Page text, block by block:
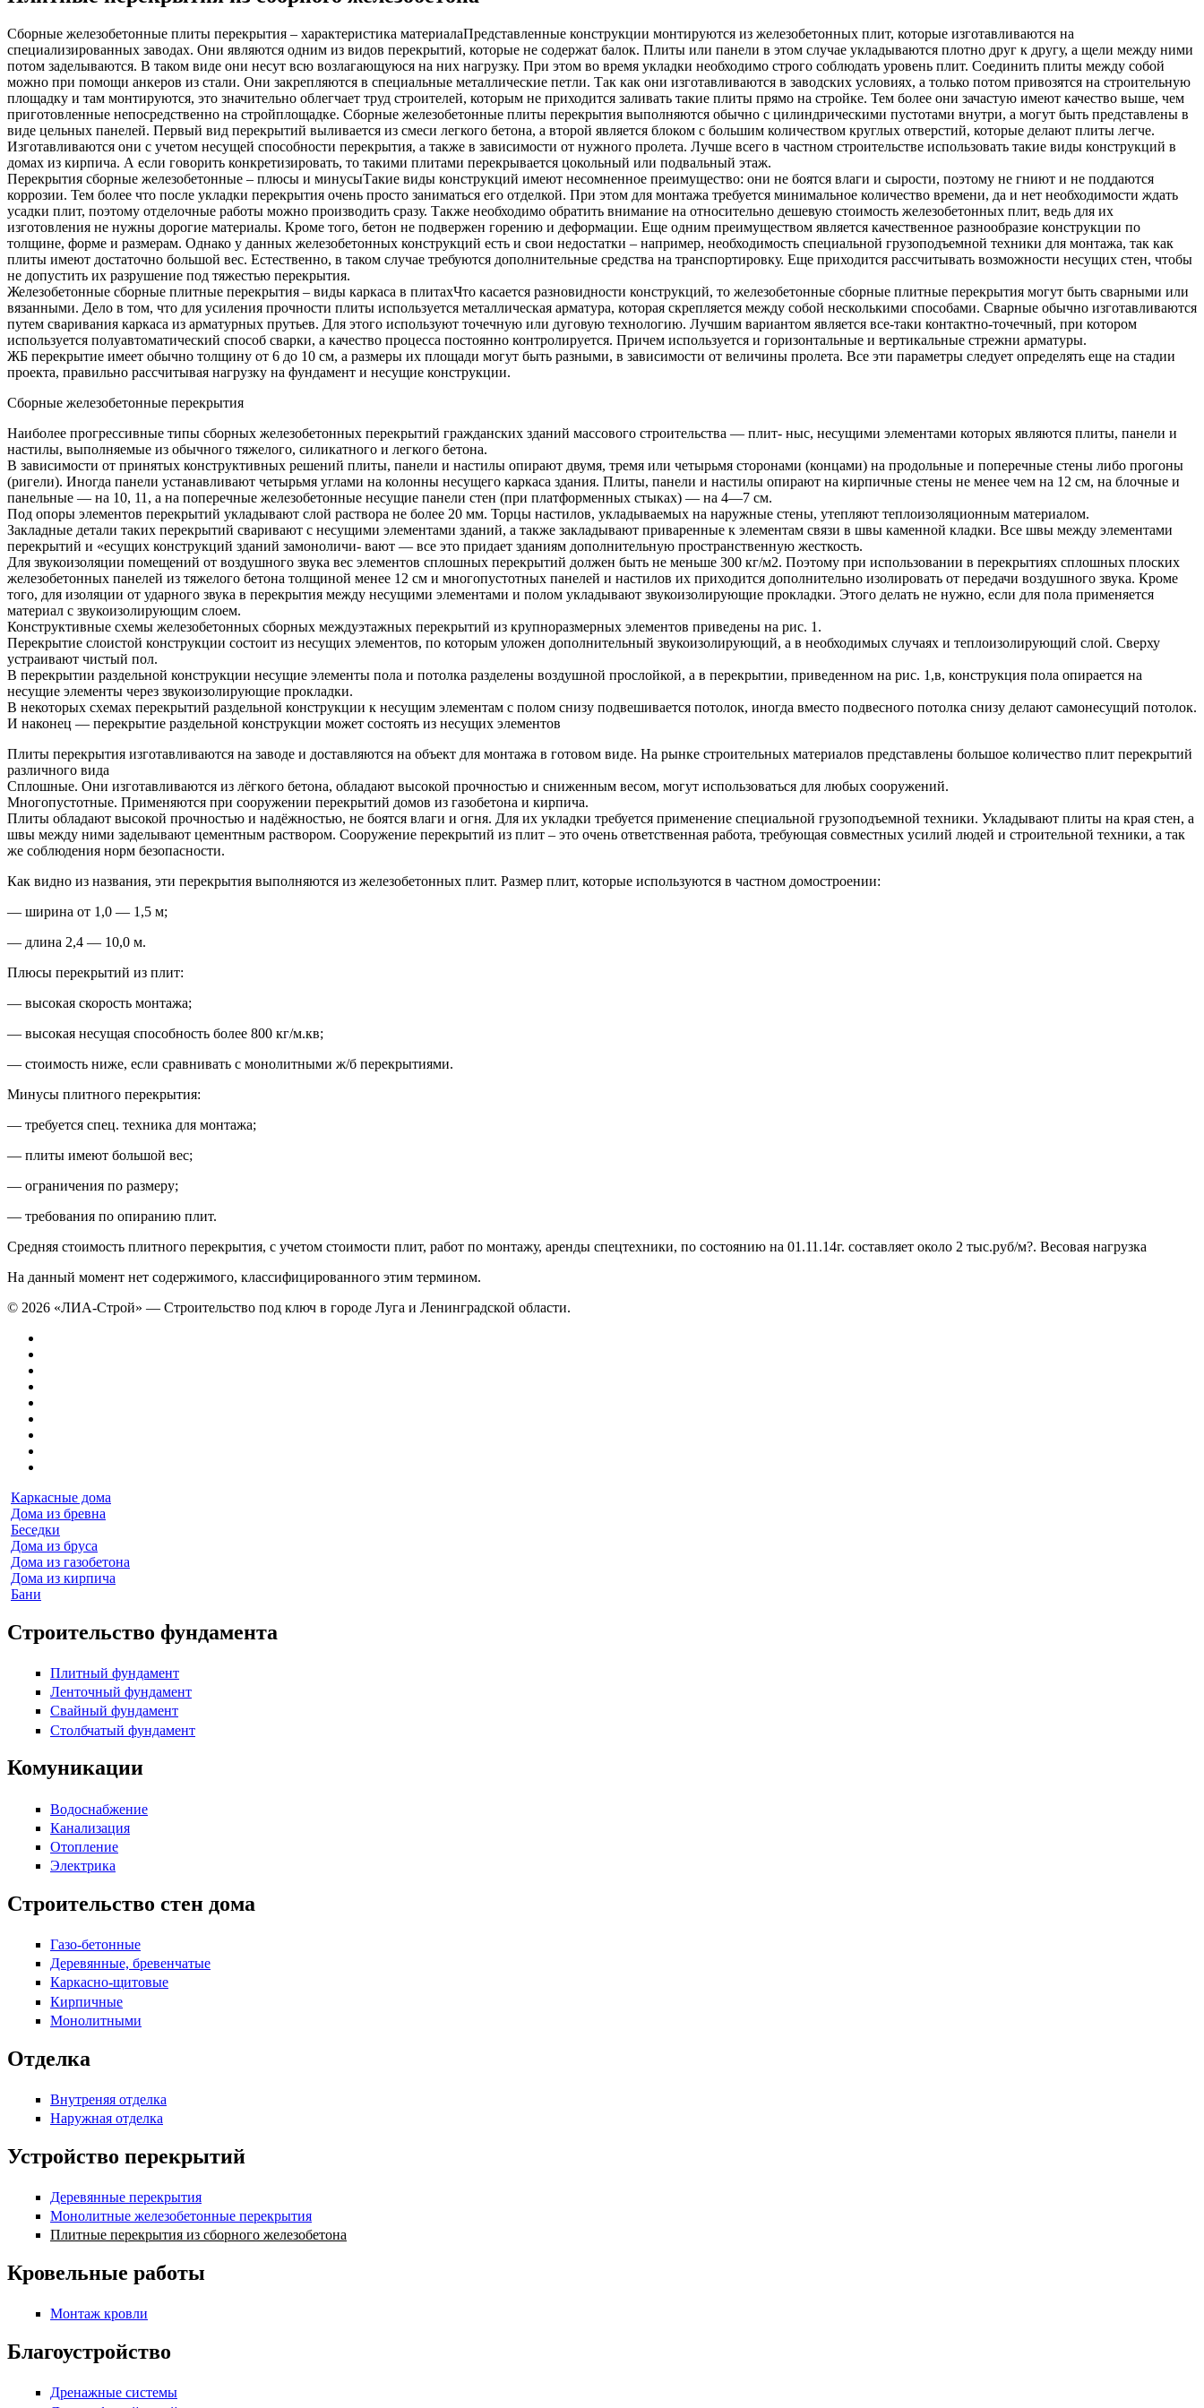
Сборные железобетонные плиты перекрытия – характеристика материалаПредставленные конструкции монтируются из железобетонных плит, которые изготавливаются на
специализированных заводах. Они являются одним из видов перекрытий, которые не содержат балок. Плиты или панели в этом случае укладываются плотно друг к другу, а щели между ними
потом заделываются. В таком виде они несут всю возлагающуюся на них нагрузку. При этом во время укладки необходимо строго соблюдать уровень плит. Соединить плиты между собой
можно при помощи анкеров из стали. Они закрепляются в специальные металлические петли. Так как они изготавливаются в заводских условиях, а только потом привозятся на строительную
площадку и там монтируются, это значительно облегчает труд строителей, которым не приходится заливать такие плиты прямо на стройке. Тем более они зачастую имеют качество выше, чем
приготовленные непосредственно на стройплощадке. Сборные железобетонные плиты перекрытия выполняются обычно с цилиндрическими пустотами внутри, а могут быть представлены в
виде цельных панелей. Первый вид перекрытий выливается из смеси легкого бетона, а второй является блоком с большим количеством круглых отверстий, которые делают плиты легче.
Изготавливаются они с учетом несущей способности перекрытия, а также в зависимости от нужного пролета. Лучше всего в частном строительстве использовать такие виды конструкций в
домах из кирпича. А если говорить конкретизировать, то такими плитами перекрывается цокольный или подвальный этаж.
Перекрытия сборные железобетонные – плюсы и минусыТакие виды конструкций имеют несомненное преимущество: они не боятся влаги и сырости, поэтому не гниют и не поддаются
коррозии. Тем более что после укладки перекрытия очень просто заниматься его отделкой. При этом для монтажа требуется минимальное количество времени, да и нет необходимости ждать
усадки плит, поэтому отделочные работы можно производить сразу. Также необходимо обратить внимание на относительно дешевую стоимость железобетонных плит, ведь для их
изготовления не нужны дорогие материалы. Кроме того, бетон не подвержен горению и деформации. Еще одним преимуществом является качественное разнообразие конструкции по
толщине, форме и размерам. Однако у данных железобетонных конструкций есть и свои недостатки – например, необходимость специальной грузоподъемной техники для монтажа, так как
плиты имеют достаточно большой вес. Естественно, в таком случае требуются дополнительные средства на транспортировку. Еще приходится рассчитывать возможности несущих стен, чтобы
не допустить их разрушение под тяжестью перекрытия.
Железобетонные сборные плитные перекрытия – виды каркаса в плитахЧто касается разновидности конструкций, то железобетонные сборные плитные перекрытия могут быть сварными или
вязанными. Дело в том, что для усиления прочности плиты используется металлическая арматура, которая скрепляется между собой несколькими способами. Сварные обычно изготавливаются
путем сваривания каркаса из арматурных прутьев. Для этого используют точечную или дуговую технологию. Лучшим вариантом является все-таки контактно-точечный, при котором
используется полуавтоматический способ сварки, а качество процесса постоянно контролируется. Причем используется и горизонтальные и вертикальные стрежни арматуры.
ЖБ перекрытие имеет обычно толщину от 6 до 10 см, а размеры их площади могут быть разными, в зависимости от величины пролета. Все эти параметры следует определять еще на стадии
проекта, правильно рассчитывая нагрузку на фундамент и несущие конструкции.
Сборные железобетонные перекрытия
Наиболее прогрессивные типы сборных железобетонных перекрытий гражданских зданий массового строительства — плит- ныс, несущими элементами которых являются плиты, панели и
настилы, выполняемые из обычного тяжелого, силикатного и легкого бетона.
В зависимости от принятых конструктивных решений плиты, панели и настилы опирают двумя, тремя или четырьмя сторонами (концами) на продольные и поперечные стены либо прогоны
(ригели). Иногда панели устанавливают четырьмя углами на колонны несущего каркаса здания. Плиты, панели и настилы опирают на кирпичные стены не менее чем на 12 см, на блочные и
панельные — на 10, 11, а на поперечные железобетонные несущие панели стен (при платформенных стыках) — на 4—7 см.
Под опоры элементов перекрытий укладывают слой раствора не более 20 мм. Торцы настилов, укладываемых на наружные стены, утепляют теплоизоляционным материалом.
Закладные детали таких перекрытий сваривают с несущими элементами зданий, а также закладывают приваренные к элементам связи в швы каменной кладки. Все швы между элементами
перекрытий и «есущих конструкций зданий замоноличи- вают — все это придает зданиям дополнительную пространственную жесткость.
Для звукоизоляции помещений от воздушного звука вес элементов сплошных перекрытий должен быть не меньше 300 кг/м2. Поэтому при использовании в перекрытиях сплошных плоских
железобетонных панелей из тяжелого бетона толщиной менее 12 см и многопустотных панелей и настилов их приходится дополнительно изолировать от передачи воздушного звука. Кроме
того, для изоляции от ударного звука в перекрытия между несущими элементами и полом укладывают звукоизолирующие прокладки. Этого делать не нужно, если для пола применяется
материал с звукоизолирующим слоем.
Конструктивные схемы железобетонных сборных междуэтажных перекрытий из крупноразмерных элементов приведены на рис. 1.
Перекрытие слоистой конструкции состоит из несущих элементов, по которым уложен дополнительный звукоизолирующий, а в необходимых случаях и теплоизолирующий слой. Сверху
устраивают чистый пол.
В перекрытии раздельной конструкции несущие элементы пола и потолка разделены воздушной прослойкой, а в перекрытии, приведенном на рис. 1,в, конструкция пола опирается на
несущие элементы через звукоизолирующие прокладки.
В некоторых схемах перекрытий раздельной конструкции к несущим элементам с полом снизу подвешивается потолок, иногда вместо подвесного потолка снизу делают самонесущий потолок.
И наконец — перекрытие раздельной конструкции может состоять из несущих элементов
Плиты перекрытия изготавливаются на заводе и доставляются на объект для монтажа в готовом виде. На рынке строительных материалов представлены большое количество плит перекрытий
различного вида
Сплошные. Они изготавливаются из лёгкого бетона, обладают высокой прочностью и сниженным весом, могут использоваться для любых сооружений.
Многопустотные. Применяются при сооружении перекрытий домов из газобетона и кирпича.
Плиты обладают высокой прочностью и надёжностью, не боятся влаги и огня. Для их укладки требуется применение специальной грузоподъемной техники. Укладывают плиты на края стен, а
швы между ними заделывают цементным раствором. Сооружение перекрытий из плит – это очень ответственная работа, требующая совместных усилий людей и строительной техники, а так
же соблюдения норм безопасности.
Как видно из названия, эти перекрытия выполняются из железобетонных плит. Размер плит, которые используются в частном домостроении:
— ширина от 1,0 — 1,5 м;
— длина 2,4 — 10,0 м.
Плюсы перекрытий из плит:
— высокая скорость монтажа;
— высокая несущая способность более 800 кг/м.кв;
— стоимость ниже, если сравнивать с монолитными ж/б перекрытиями.
Минусы плитного перекрытия:
— требуется спец. техника для монтажа;
— плиты имеют большой вес;
— ограничения по размеру;
— требования по опиранию плит.
Средняя стоимость плитного перекрытия, с учетом стоимости плит, работ по монтажу, аренды спецтехники, по состоянию на 01.11.14г. составляет около 2 тыс.руб/м?. Весовая нагрузка
На данный момент нет содержимого, классифицированного этим термином.
© 2026 «ЛИА-Строй» — Строительство под ключ в городе Луга и Ленинградской области.
Каркасные дома
Дома из бревна
Беседки
Дома из бруса
Дома из газобетона
Дома из кирпича
Бани
Строительство фундамента
Плитный фундамент
Ленточный фундамент
Свайный фундамент
Столбчатый фундамент
Комуникации
Водоснабжение
Канализация
Отопление
Электрика
Строительство стен дома
Газо-бетонные
Деревянные, бревенчатые
Каркасно-щитовые
Кирпичные
Монолитными
Отделка
Внутреняя отделка
Наружная отделка
Устройство перекрытий
Деревянные перекрытия
Монолитные железобетонные перекрытия
Плитные перекрытия из сборного железобетона
Кровельные работы
Монтаж кровли
Благоустройство
Дренажные системы